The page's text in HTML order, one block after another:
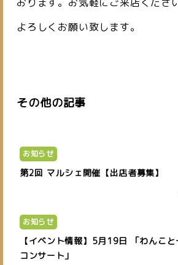
よろしくお願い致します。
その他の記事
お知らせ
第2回 マルシェ開催【出店者募集】
お知らせ
【イベント情報】5月19日 「わんこ
コンサート」